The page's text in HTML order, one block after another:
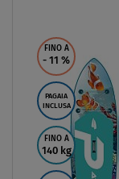
FINO A
- 11 %
PAGAIA
INCLUSA
FINO A
140 kg